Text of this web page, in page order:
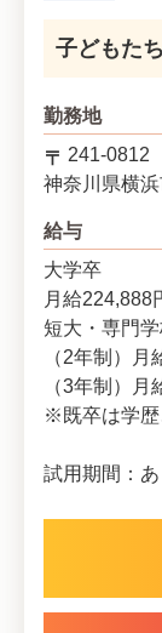
子どもた
勤務地
241-0812
神奈川県横
給与
大学卒
月給
短大・専門
（2年制）月
（3年制）月
※既卒は学歴
試用期間：